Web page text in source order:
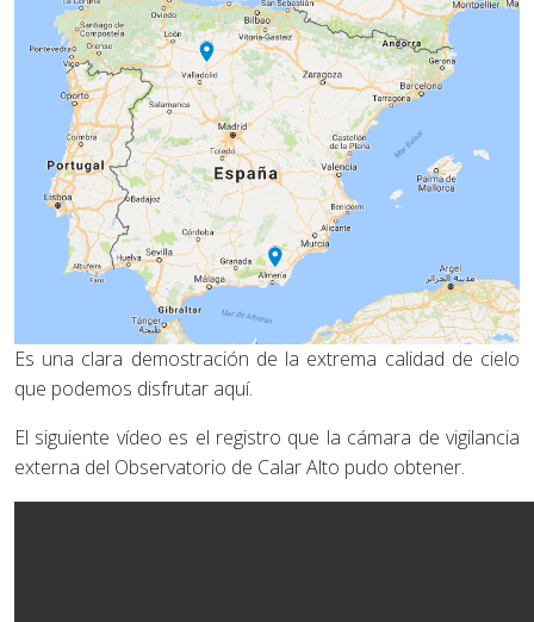
Es una clara demostración de la extrema calidad de cielo
que podemos disfrutar aquí.
El siguiente vídeo es el registro que la cámara de vigilancia
externa del Observatorio de Calar Alto pudo obtener.